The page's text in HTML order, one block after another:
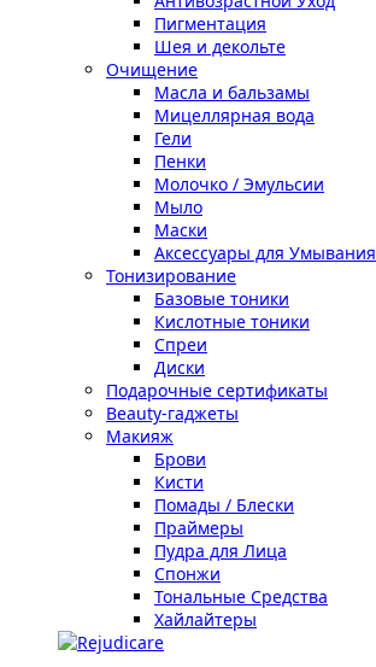
Пигментация
Шея и декольте
Очищение
Масла и бальзамы
Мицеллярная вода
Гели
Пенки
Молочко / Эмульсии
Мыло
Маски
Аксессуары для Умывания
Тонизирование
Базовые тоники
Кислотные тоники
Спреи
Диски
Подарочные сертификаты
Beauty-гаджеты
Макияж
Брови
Кисти
Помады / Блески
Праймеры
Пудра для Лица
Спонжи
Тональные Средства
Хайлайтеры